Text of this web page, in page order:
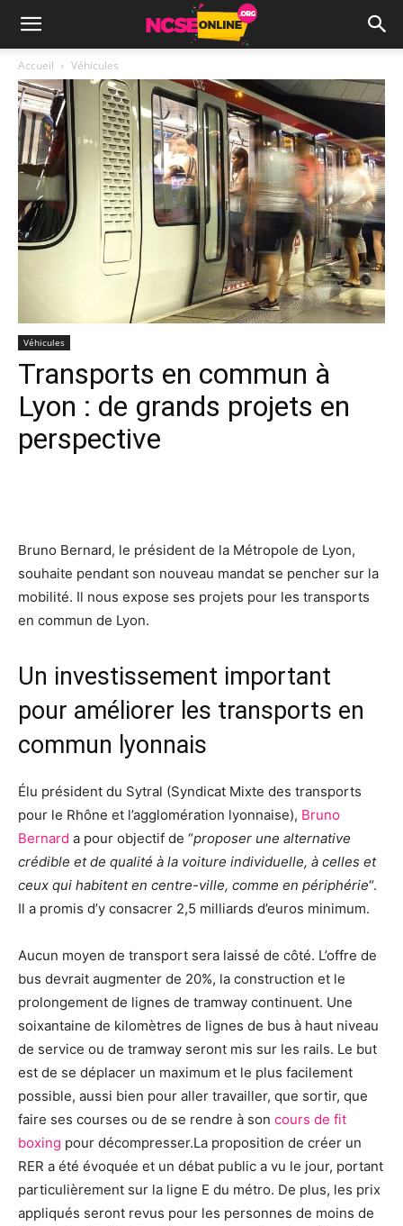
Accueil Véhicules
Véhicules
Transports en commun à
Lyon : de grands projets en
perspective
Bruno Bernard, le président de la Métropole de Lyon,
souhaite pendant son nouveau mandat se pencher sur la
mobilité. Il nous expose ses projets pour les transports
en commun de Lyon.
Un investissement important
pour améliorer les transports en
commun lyonnais
Élu président du Sytral (Syndicat Mixte des transports
pour le Rhône et l’agglomération lyonnaise), Bruno
Bernard a pour objectif de “proposer une alternative
crédible et de qualité à la voiture individuelle, à celles et
ceux qui habitent en centre-ville, comme en périphérie“.
Il a promis d’y consacrer 2,5 milliards d’euros minimum.
Aucun moyen de transport sera laissé de côté. L’offre de
bus devrait augmenter de 20%, la construction et le
prolongement de lignes de tramway continuent. Une
soixantaine de kilomètres de lignes de bus à haut niveau
de service ou de tramway seront mis sur les rails. Le but
est de se déplacer un maximum et le plus facilement
possible, aussi bien pour aller travailler, que sortir, que
faire ses courses ou de se rendre à son cours de fit
boxing pour décompresser.La proposition de créer un
RER a été évoquée et un débat public a vu le jour, portant
particulièrement sur la ligne E du métro. De plus, les prix
appliqués seront revus pour les personnes de moins de